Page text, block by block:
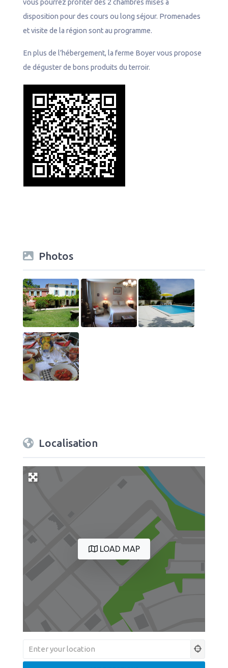
vous pourrez profiter des 2 chambres mises à
disposition pour des cours ou long séjour. Promenades
et visite de la région sont au programme.
En plus de l’hébergement, la ferme Boyer vous propose
de déguster de bons produits du terroir.
Photos
Localisation
LOAD MAP